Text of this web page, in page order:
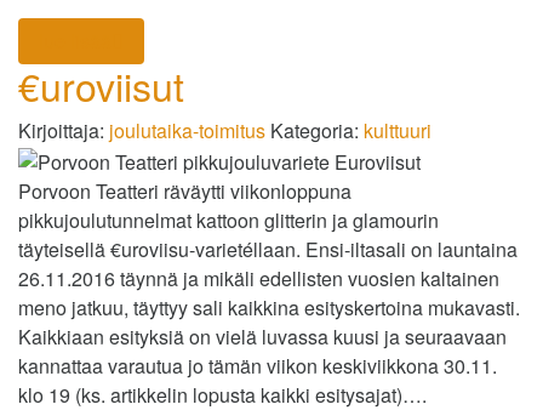
€uroviisut
Kirjoittaja: joulutaika-toimitus Kategoria: kulttuuri
Porvoon Teatteri räväytti viikonloppuna
pikkujoulutunnelmat kattoon glitterin ja glamourin
täyteisellä €uroviisu-varietéllaan. Ensi-iltasali on launtaina
26.11.2016 täynnä ja mikäli edellisten vuosien kaltainen
meno jatkuu, täyttyy sali kaikkina esityskertoina mukavasti.
Kaikkiaan esityksiä on vielä luvassa kuusi ja seuraavaan
kannattaa varautua jo tämän viikon keskiviikkona 30.11.
klo 19 (ks. artikkelin lopusta kaikki esitysajat)….